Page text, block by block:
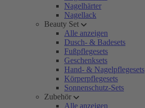
Nagelhärter
Nagellack
Beauty Set
Alle anzeigen
Dusch- & Badesets
Fußpflegesets
Geschenksets
Hand- & Nagelpflegesets
Körperpflegesets
Sonnenschutz-Sets
Zubehör
Alle anzeigen